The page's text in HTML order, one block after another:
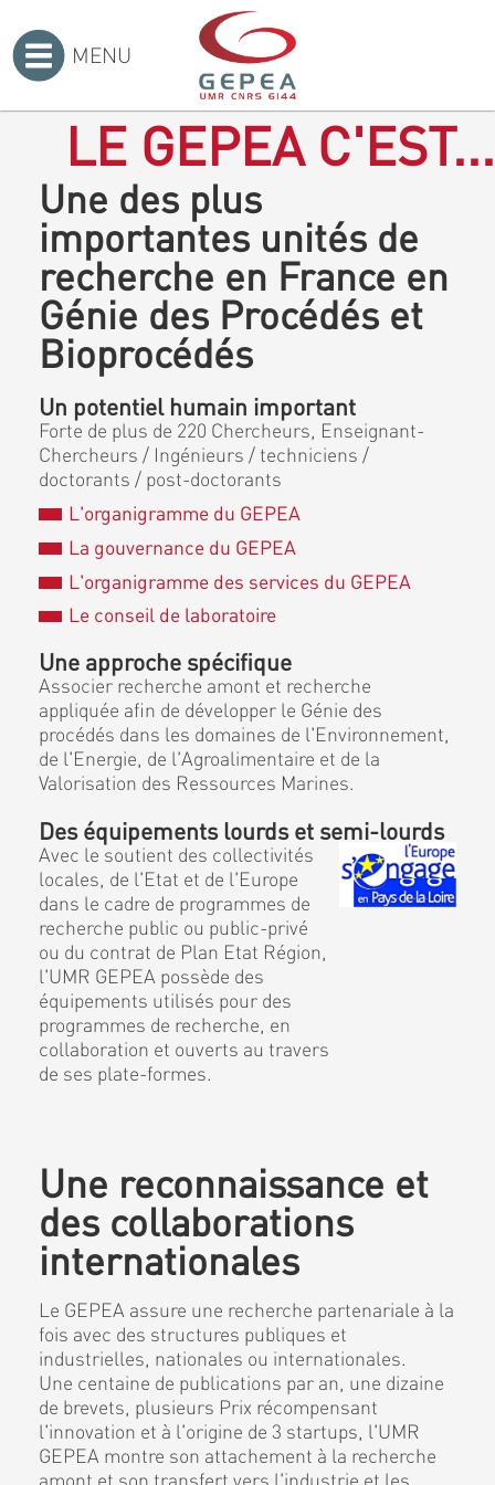
MENU
LE GEPEA C'EST...
Une des plus
importantes unités de
recherche en France en
Génie des Procédés et
Bioprocédés
Un potentiel humain important
Forte de plus de 220 Chercheurs, Enseignant-
Chercheurs / Ingénieurs / techniciens /
doctorants / post-doctorants
L'organigramme du GEPEA
La gouvernance du GEPEA
L'organigramme des services du GEPEA
Le conseil de laboratoire
Une approche spécifique
Associer recherche amont et recherche
appliquée afin de développer le Génie des
procédés dans les domaines de l'Environnement,
de l'Energie, de l'Agroalimentaire et de la
Valorisation des Ressources Marines.
Des équipements lourds et semi-lourds
Avec le soutient des collectivités
locales, de l'Etat et de l'Europe
dans le cadre de programmes de
recherche public ou public-privé
ou du contrat de Plan Etat Région,
l'UMR GEPEA possède des
équipements utilisés pour des
programmes de recherche, en
collaboration et ouverts au travers
de ses plate-formes.
Une reconnaissance et
des collaborations
internationales
Le GEPEA assure une recherche partenariale à la
fois avec des structures publiques et
industrielles, nationales ou internationales.
Une centaine de publications par an, une dizaine
de brevets, plusieurs Prix récompensant
l'innovation et à l'origine de 3 startups, l'UMR
GEPEA montre son attachement à la recherche
amont et son transfert vers l'industrie et les